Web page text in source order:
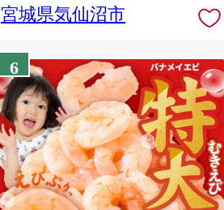
宮城県気仙沼市
6